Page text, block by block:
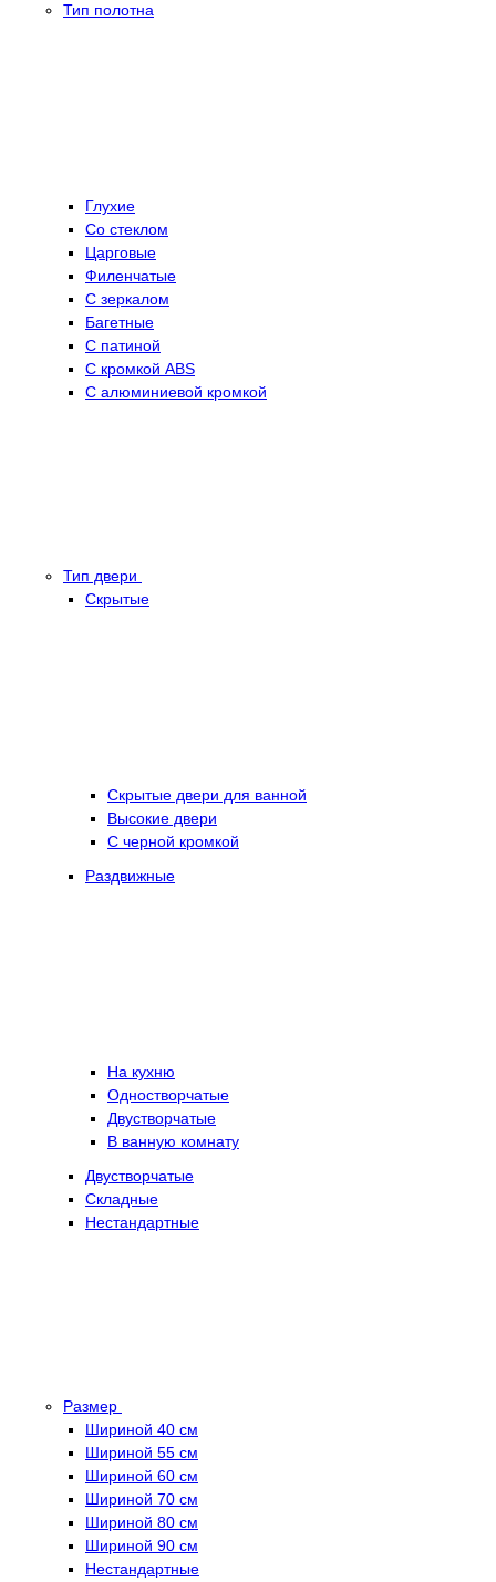
Тип полотна
Глухие
Со стеклом
Царговые
Филенчатые
С зеркалом
Багетные
С патиной
С кромкой ABS
С алюминиевой кромкой
Тип двери
Скрытые
Скрытые двери для ванной
Высокие двери
С черной кромкой
Раздвижные
На кухню
Одностворчатые
Двустворчатые
В ванную комнату
Двустворчатые
Складные
Нестандартные
Размер
Шириной 40 см
Шириной 55 см
Шириной 60 см
Шириной 70 см
Шириной 80 см
Шириной 90 см
Нестандартные